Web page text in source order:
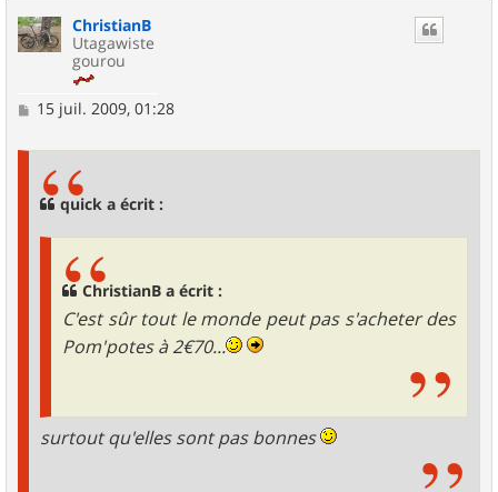
ChristianB
Utagawiste
gourou
M15 juil. 2009, 01:28
quick a écrit :
ChristianB a écrit :
C'est sûr tout le monde peut pas s'acheter des
Pom'potes à 2€70...
surtout qu'elles sont pas bonnes